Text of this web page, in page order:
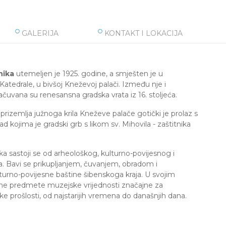
GALERIJA KONTAKT I LOKACIJA
utemeljen je 1925. godine, a smješten je u
u bivšoj Kneževoj palači. Između nje i
su renesansna gradska vrata iz 16. stoljeća.
južnoga krila Kneževe palače gotički je prolaz s
kojima je gradski grb s likom sv. Mihovila - zaštitnika
sastoji se od arheološkog, kulturno-povijesnog i
Bavi se prikupljanjem, čuvanjem, obradom i
povijesne baštine šibenskoga kraja. U svojim
predmete muzejske vrijednosti značajne za
prošlosti, od najstarijih vremena do današnjih dana.